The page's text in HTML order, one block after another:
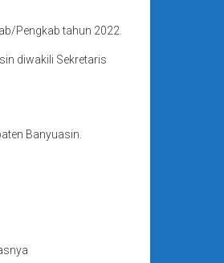
Pengkab tahun 2022.
diwakili Sekretaris
Banyuasin.